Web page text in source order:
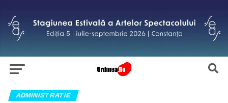
ADMINISTRATIE